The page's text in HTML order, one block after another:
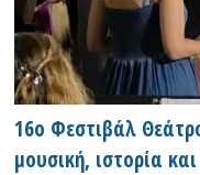
16ο Φεστιβάλ
μουσική, ιστορία